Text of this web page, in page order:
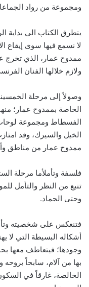
ومجموعة من رواد
يتطرق الكتاب الى
لا نسمع فيها سوى إيقاع
ولازم خلالها الفنان
وصولاً إلى مرحلة
الخاصة بممدوح عمار؛
الفسطاط ومجموعة
الخيل والسيرك، وقد
ممدوح عمار من مناطق
فلسفة وتأملأما مرحلة
تنبع من النظر والتأمل
وحتى الجماد.
فتنعكس على شخصيته
أشكاله البسيطة التي لا
وجودها؛ فيتعاطف معها
بها من آلام، سابحاً
الخالصة، غارقاً في